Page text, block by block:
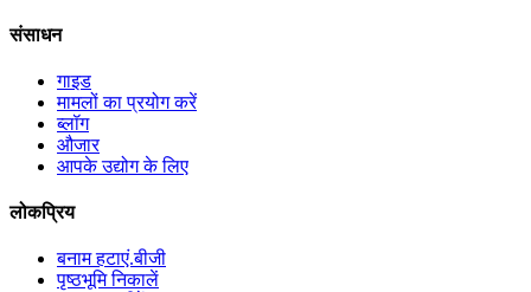
संसाधन
गाइड
मामलों का प्रयोग करें
ब्लॉग
औजार
आपके उद्योग के लिए
लोकप्रिय
बनाम हटाएं.बीजी
पृष्ठभूमि निकालें